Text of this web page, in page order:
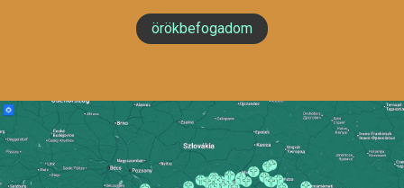
örökbefogadom